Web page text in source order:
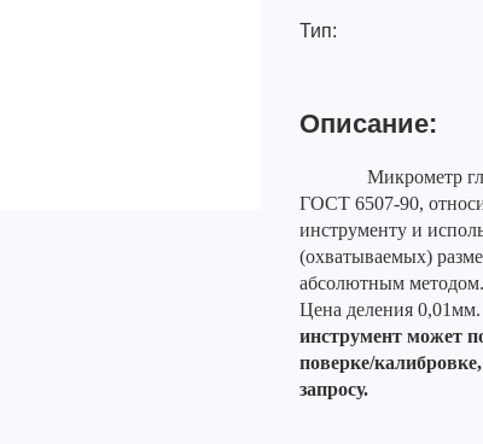
Тип:
Описание:
Микрометр
ГОСТ 6507-90,
инструменту и
(охватываемых)
абсолютным
Цена деления 0,01мм.
инструмент может
поверке/
запросу.